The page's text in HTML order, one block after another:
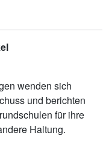
wenden sich
und berichten
für ihre
Haltung.